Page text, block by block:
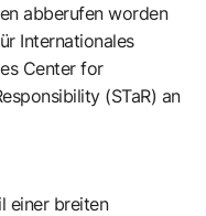
abberufen worden
Internationales
Center for
(STaR) an
einer breiten